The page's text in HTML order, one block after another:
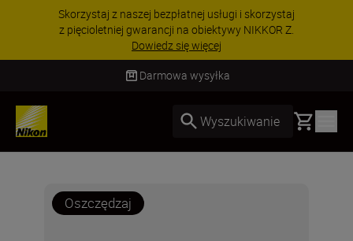
Skorzystaj z naszej bezpłatnej usługi i skorzystaj
z pięcioletniej gwarancji na obiektywy NIKKOR Z.
Dowiedz się więcej
Darmowa wysyłka
Wyszukiwanie Basket
Oszczędzaj